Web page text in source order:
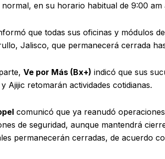
normal, en su horario habitual de 9:00 am
que todas sus oficinas y módulos
Jalisco, que permanecerá cerrada
Ve por Más (Bx+) indicó que sus
Ajijic retomarán actividades cotidianas.
comunicó que ya reanudó
de seguridad, aunque mantendrá
permanecerán cerradas, de acuerdo